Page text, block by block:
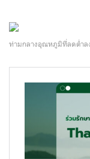
ท่ามกลางอุณหภูมิที่ลดต่ำล